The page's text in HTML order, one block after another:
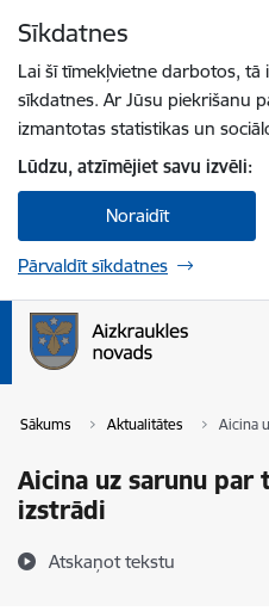
Sīkdatnes
Lai šī tīmekļvietne darbotos,
sīkdatnes. Ar Jūsu piekrišanu
izmantotas statistikas un
Lūdzu, atzīmējiet savu izvēli:
Noraidīt
Pārvaldīt sīkdatnes
Sākums Aktualitātes Aicina
Aicina uz sarunu
izstrādi
Atskaņot tekstu